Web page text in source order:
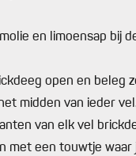
en limoensap bij
open en beleg
midden van ieder
van elk vel
met een touwtje waar